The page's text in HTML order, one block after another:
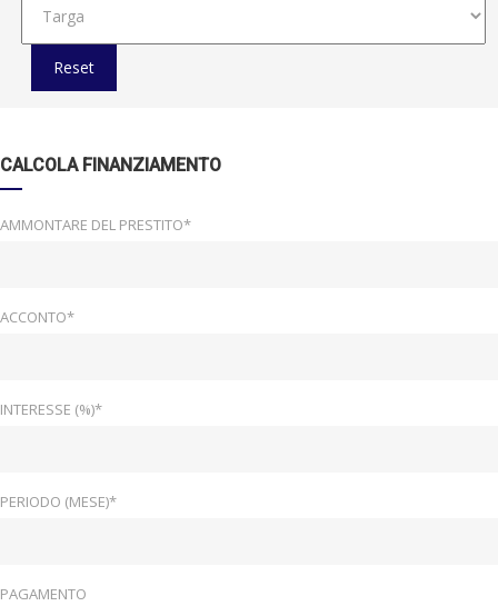
Reset
CALCOLA FINANZIAMENTO
AMMONTARE DEL PRESTITO*
ACCONTO*
INTERESSE (%)*
PERIODO (MESE)*
PAGAMENTO